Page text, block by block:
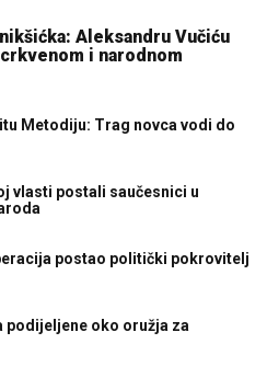
Aleksandru Vučiću
i narodnom
Metodiju: Trag novca vodi do
vlasti postali saučesnici u
postao politički pokrovitelj
podijeljene oko oružja za